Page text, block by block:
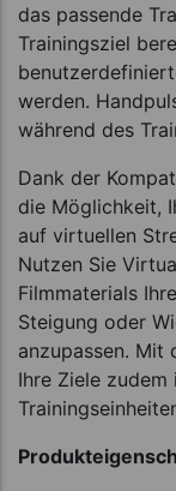
das passende
Trainingsziel
werden.
während des
Dank der
die Möglichkeit,
auf virtuellen
Nutzen Sie
Filmmaterials
Steigung oder
anzupassen. Mit
Ihre Ziele